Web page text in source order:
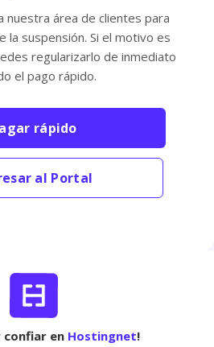
nuestra área de clientes para
la suspensión. Si el motivo es
regularizarlo de inmediato
el pago rápido.
rápido
al Portal
confiar en Hostingnet!